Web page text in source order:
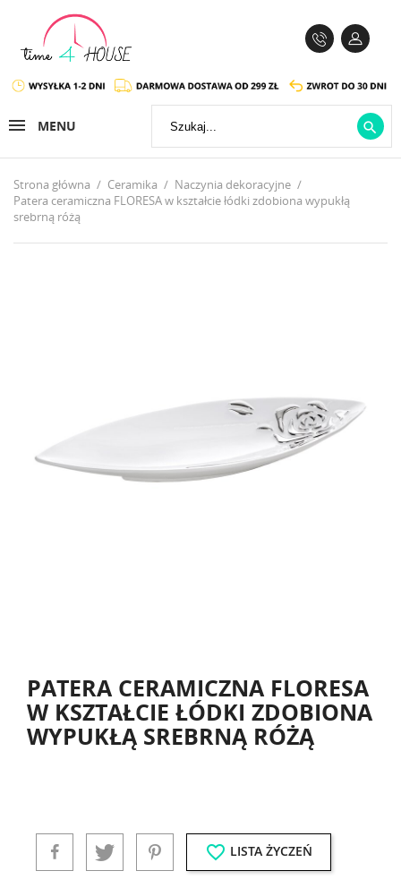
MENU 
Strona główna Ceramika
Naczynia dekoracyjne
Patera ceramiczna FLORESA w kształcie łódki zdobiona wypukłą
srebrną różą
PATERA CERAMICZNA FLORESA
W KSZTAŁCIE ŁÓDKI ZDOBIONA
WYPUKŁĄ SREBRNĄ RÓŻĄ
favorite_border LISTA ŻYCZEŃ